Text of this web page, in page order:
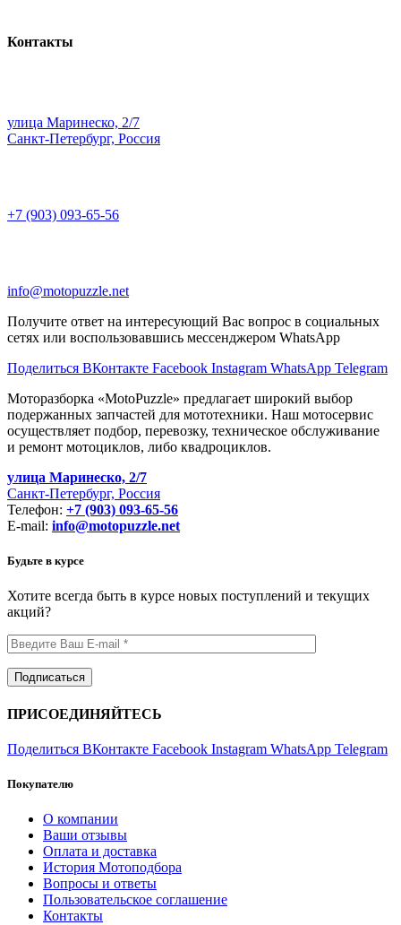
Контакты
улица Маринеско, 2/7
Санкт-Петербург, Россия
+7 (903) 093-65-56
info@motopuzzle.net
Получите ответ на интересующий Вас вопрос в социальных
сетях или воспользовавшись мессенджером WhatsApp
Поделиться ВКонтакте Facebook Instagram WhatsApp Telegram
Моторазборка «MotoPuzzle» предлагает широкий выбор
подержанных запчастей для мототехники. Наш мотосервис
осуществляет подбор, перевозку, техническое обслуживание
и ремонт мотоциклов, либо квадроциклов.
улица Маринеско, 2/7
Санкт-Петербург, Россия
Телефон: +7 (903) 093-65-56
E-mail: info@motopuzzle.net
Будьте в курсе
Хотите всегда быть в курсе новых поступлений и текущих
акций?
ПРИСОЕДИНЯЙТЕСЬ
Поделиться ВКонтакте Facebook Instagram WhatsApp Telegram
Покупателю
О компании
Ваши отзывы
Оплата и доставка
История Мотоподбора
Вопросы и ответы
Пользовательское соглашение
Контакты